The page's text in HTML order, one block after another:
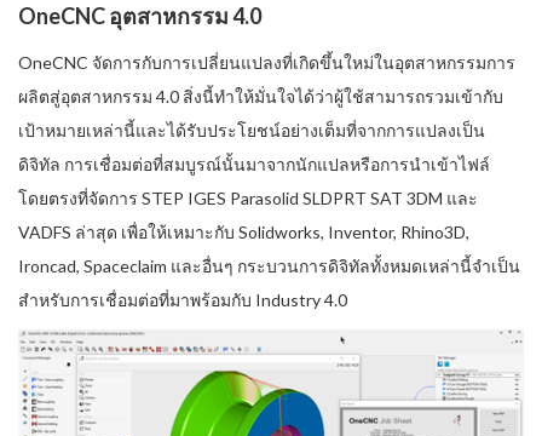
OneCNC อุตสาหกรรม 4.0
OneCNC จัดการกับการเปลี่ยนแปลงที่เกิดขึ้นใหม่ในอุตสาหกรรมการ
ผลิตสู่อุตสาหกรรม 4.0 สิ่งนี้ทำให้มั่นใจได้ว่าผู้ใช้สามารถรวมเข้ากับ
เป้าหมายเหล่านี้และได้รับประโยชน์อย่างเต็มที่จากการแปลงเป็น
ดิจิทัล การเชื่อมต่อที่สมบูรณ์นั้นมาจากนักแปลหรือการนำเข้าไฟล์
โดยตรงที่จัดการ STEP IGES Parasolid SLDPRT SAT 3DM และ
VADFS ล่าสุด เพื่อให้เหมาะกับ Solidworks, Inventor, Rhino3D,
Ironcad, Spaceclaim และอื่นๆ กระบวนการดิจิทัลทั้งหมดเหล่านี้จำเป็น
สำหรับการเชื่อมต่อที่มาพร้อมกับ Industry 4.0